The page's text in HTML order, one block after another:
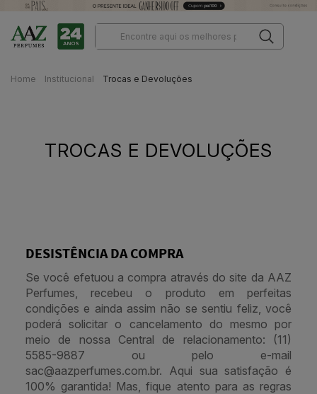
Home Institucional Trocas e Devoluções
TROCAS E DEVOLUÇÕES
DESISTÊNCIA DA COMPRA
Se você efetuou a compra através do site da AAZ
Perfumes, recebeu o produto em perfeitas
condições e ainda assim não se sentiu feliz, você
poderá solicitar o cancelamento do mesmo por
meio de nossa Central de relacionamento: (11)
5585-9887 ou pelo e-mail
sac@aazperfumes.com.br. Aqui sua satisfação é
100% garantida! Mas, fique atento para as regras